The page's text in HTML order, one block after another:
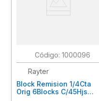
: 1000096
Rayter
Block Remision 1/4Cta
Orig 6Blocks C/45Hjs